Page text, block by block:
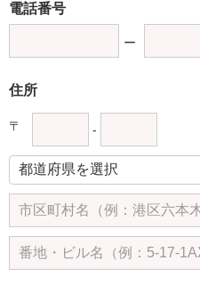
電話番号
住所
〒 -